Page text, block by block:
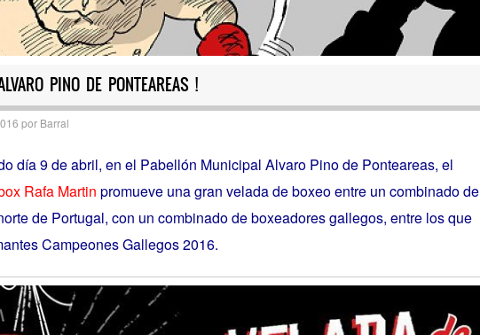
PINO DE PONTEAREAS !
por Barral
día 9 de abril, en el Pabellón Municipal Alvaro Pino de Ponteareas, el
Rafa Martin promueve una gran velada de boxeo entre un combinado de
de Portugal, con un combinado de boxeadores gallegos, entre los que
Campeones Gallegos 2016.